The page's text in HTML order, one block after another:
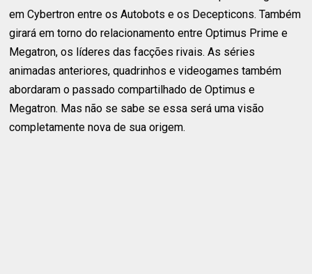
em Cybertron entre os Autobots e os Decepticons. Também
girará em torno do relacionamento entre Optimus Prime e
Megatron, os líderes das facções rivais. As séries
animadas anteriores, quadrinhos e videogames também
abordaram o passado compartilhado de Optimus e
Megatron. Mas não se sabe se essa será uma visão
completamente nova de sua origem.